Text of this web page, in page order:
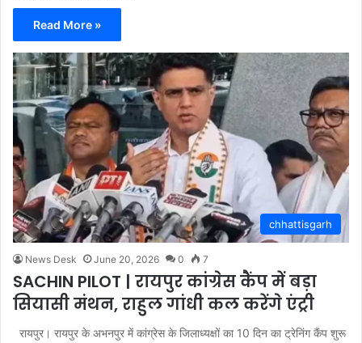
Read More »
chhattisgarh
News Desk June 20, 2026 0 7
SACHIN PILOT | रायपुर कांग्रेस कैंप में बड़ा
सियासी मंथन, राहुल गांधी कल करेंगे एंट्री
रायपुर। रायपुर के अभनपुर में कांग्रेस के जिलाध्यक्षों का 10 दिन का ट्रेनिंग कैंप शुरू